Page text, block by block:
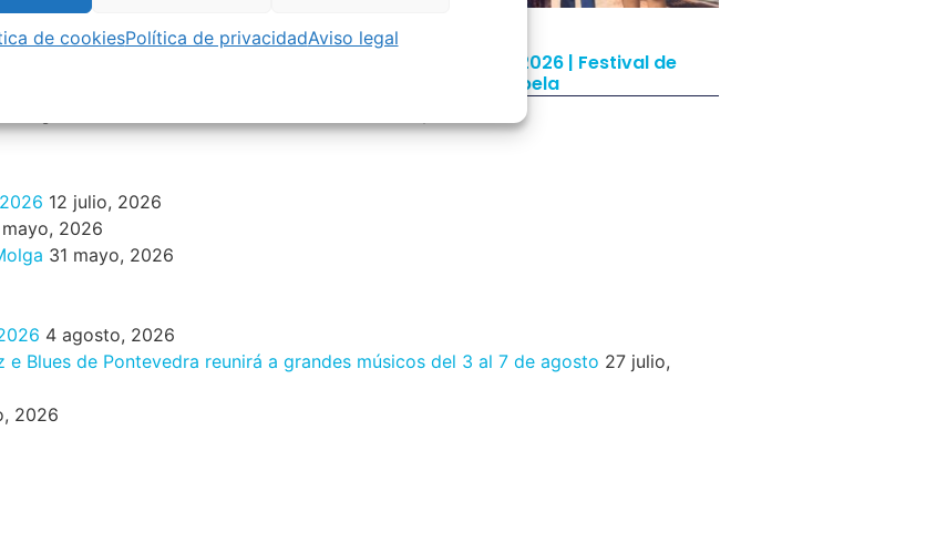
de cookiesPolítica de privacidadAviso legal
Berete Rock 2026 | Festival de
Rock de Chapela
12 julio, 2026
mayo, 2026
31 mayo, 2026
4 agosto, 2026
e Blues de Pontevedra reunirá a grandes músicos del 3 al 7 de agosto 27 julio,
2026